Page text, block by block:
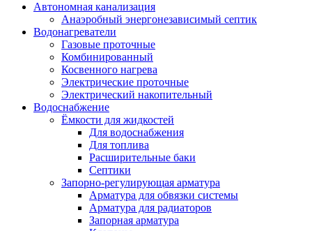
Автономная канализация
Анаэробный энергонезависимый септик
Водонагреватели
Газовые проточные
Комбинированный
Косвенного нагрева
Электрические проточные
Электрический накопительный
Водоснабжение
Ёмкости для жидкостей
Для водоснабжения
Для топлива
Расширительные баки
Септики
Запорно-регулирующая арматура
Арматура для обвязки системы
Арматура для радиаторов
Запорная арматура